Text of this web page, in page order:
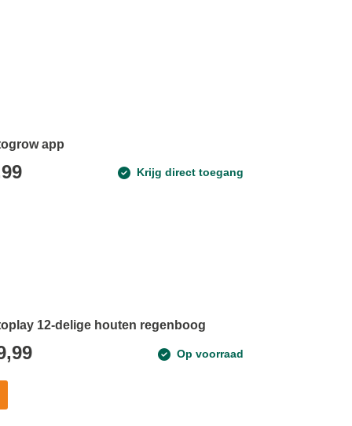
app
Krijg direct toegang
12-delige houten regenboog
Op voorraad